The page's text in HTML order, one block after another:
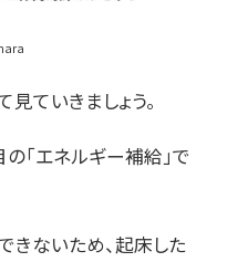
ていきましょう。
「エネルギー補給」で
ないため、起床した